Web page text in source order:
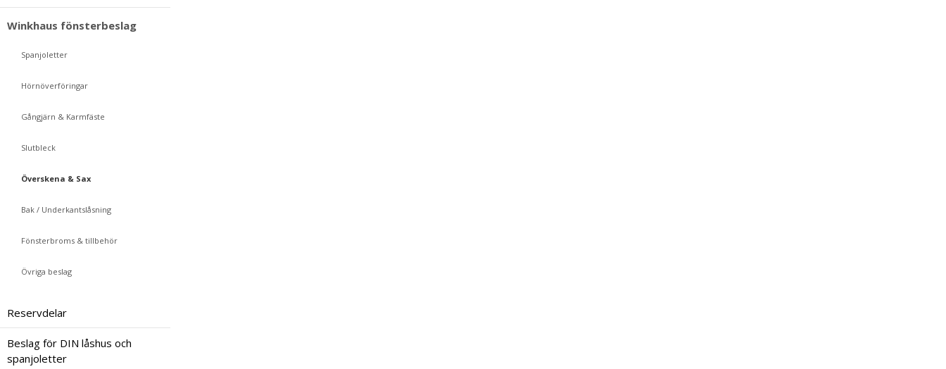
Winkhaus fönsterbeslag
Spanjoletter
Hörnöverföringar
Gångjärn & Karmfäste
Slutbleck
Överskena & Sax
Bak / Underkantslåsning
Fönsterbroms & tillbehör
Övriga beslag
Reservdelar
Beslag för DIN låshus och
spanjoletter